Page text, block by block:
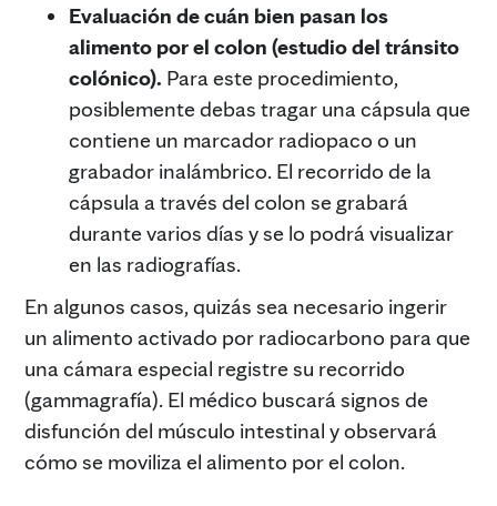
Evaluación de cuán bien pasan los
alimento por el colon (estudio del tránsito
colónico). Para este procedimiento,
posiblemente debas tragar una cápsula que
contiene un marcador radiopaco o un
grabador inalámbrico. El recorrido de la
cápsula a través del colon se grabará
durante varios días y se lo podrá visualizar
en las radiografías.
En algunos casos, quizás sea necesario ingerir
un alimento activado por radiocarbono para que
una cámara especial registre su recorrido
(gammagrafía). El médico buscará signos de
disfunción del músculo intestinal y observará
cómo se moviliza el alimento por el colon.